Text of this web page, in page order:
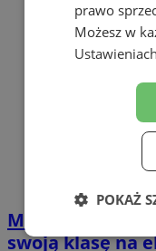
Mistrz
swoją klasę na
prawo
Możesz w
POKAŻ